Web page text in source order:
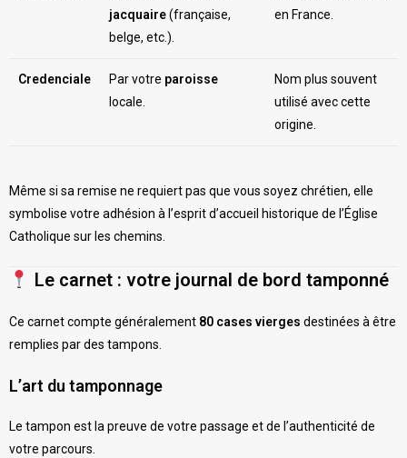
jacquaire(française,
belge, etc.).
en France.
Credenciale Par votre paroisse
locale.
Nom plus souvent
utilisé avec cette
origine.
Même si sa remise ne requiert pas que vous soyez chrétien, elle
symbolise votre adhésion à l’esprit d’accueil historique de l’Église
Catholique sur les chemins.
Le carnet : votre journal de bord tamponné
Ce carnet compte généralement 80 cases vierges destinées à être
remplies par des tampons.
L’art du tamponnage
Le tampon est la preuve de votre passage et de l’authenticité de
votre parcours.